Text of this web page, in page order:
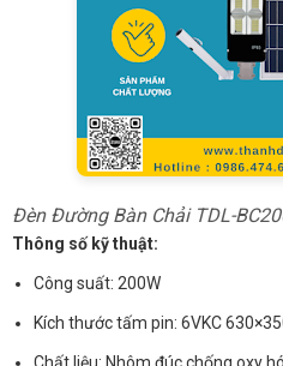
Đèn Đường Bàn Chải TDL-
Thông số kỹ thuật:
Công suất: 200W
Kích thước tấm pin: 6VKC